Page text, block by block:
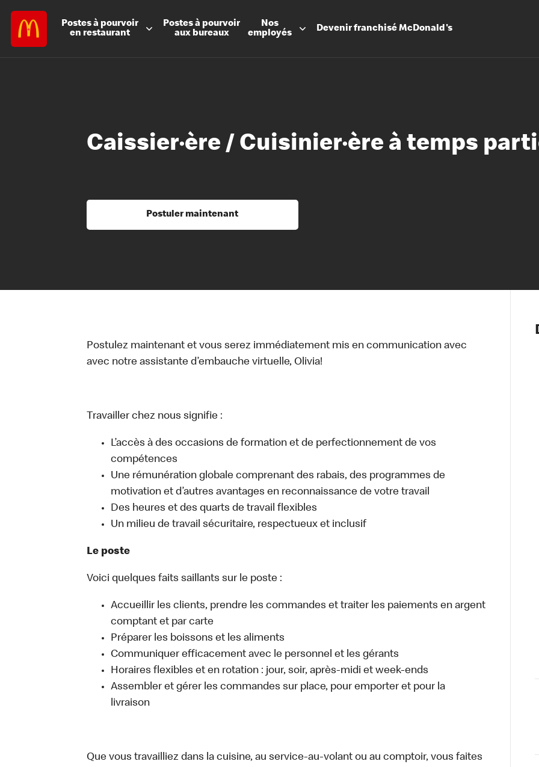
Postes à pourvoir
en restaurant
Postes à pourvoir
aux bureaux
Nos
employés
DevenirfranchiséMcDonald's
Les
Notre
Nos
Santé et
Caissier·ère / Cuisinier·ère à temps
Postuler maintenant
Postulez maintenant et vous serez immédiatement mis en communication avec
avec notre assistante d’embauche virtuelle, Olivia!
Travailler chez nous signifie :
L’accès à des occasions de formation et de perfectionnement de vos
compétences
Une rémunération globale comprenant des rabais, des programmes de
motivation et d’autres avantages en reconnaissance de votre travail
Des heures et des quarts de travail flexibles
Un milieu de travail sécuritaire, respectueux et inclusif
Le poste
Voici quelques faits saillants sur le poste :
Accueillir les clients, prendre les commandes et traiter les paiements en argent
comptant et par carte
Préparer les boissons et les aliments
Communiquer efficacement avec le personnel et les gérants
Horaires flexibles et en rotation : jour, soir, après-midi et week-ends
Assembler et gérer les commandes sur place, pour emporter et pour la
livraison
Que vous travailliez dans la cuisine, au service-au-volant ou au comptoir, vous faites